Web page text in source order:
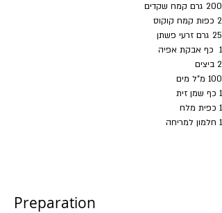
200 גרם קמח שקדים
2 כפות קמח קוקוס
25 גרם זרעי פשתן
1  כף אבקת אפיה
2 ביצים
100 מ"ל מים
1 כף שמן זית
1 כפית מלח
1 חלמון למריחה
Preparation